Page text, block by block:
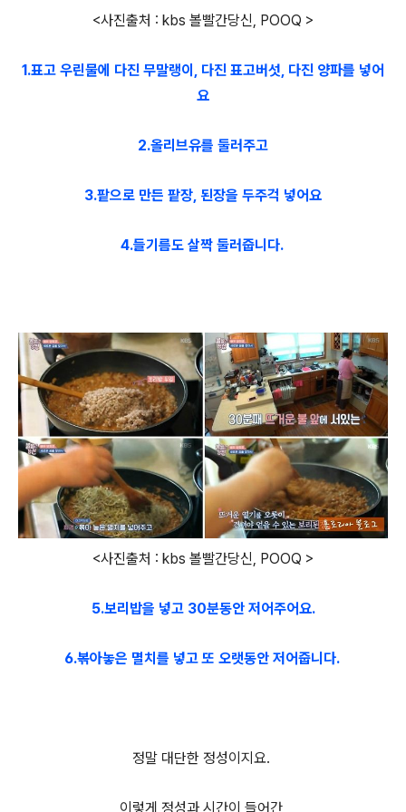
<사진출처 : kbs 볼빨간당신, POOQ >
1.표고 우린물에 다진 무말랭이, 다진 표고버섯, 다진 양파를 넣어
요
2.올리브유를 둘러주고
3.팥으로 만든 팥장, 된장을 두주걱 넣어요
4.들기름도 살짝 둘러줍니다.
<사진출처 : kbs 볼빨간당신, POOQ >
5.보리밥을 넣고 30분동안 저어주어요.
6.볶아놓은 멸치를 넣고 또 오랫동안 저어줍니다.
정말 대단한 정성이지요.
이렇게 정성과 시간이 들어간